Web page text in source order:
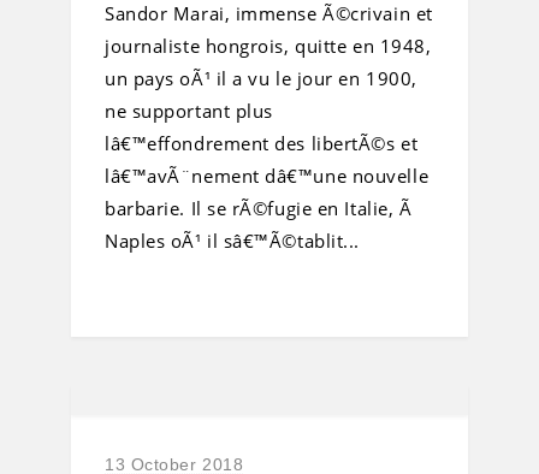
Sandor Marai, immense Ã©crivain et
journaliste hongrois, quitte en 1948,
un pays oÃ¹ il a vu le jour en 1900,
ne supportant plus
lâ€™effondrement des libertÃ©s et
lâ€™avÃ¨nement dâ€™une nouvelle
barbarie. Il se rÃ©fugie en Italie, Ã
Naples oÃ¹ il sâ€™Ã©tablit...
13 October 2018